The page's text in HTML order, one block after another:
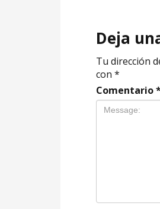
Deja
Tu dirección
con *
Comentario